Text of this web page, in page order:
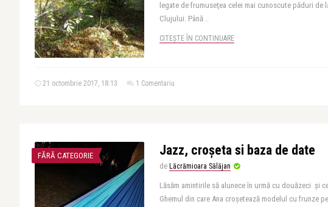
legate de frumuseţea celei mai cunoscute păduri de
Clujului. Până ..
CITEȘTE ÎN CONTINUARE
21 octombrie 2017, 18:13 1 Comentariu
FĂRĂ CATEGORIE Jazz, croşeta si baza de date
de Lăcrămioara Sălăjan
Lăsăm amintirile să alunece în urmă cu douăzeci şi
Ghemul din care Ana croşetează modelul cu frunze